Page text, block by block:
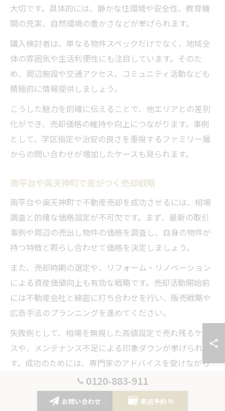
大切です。具体的には、静かな住環境や安全性、教育機
関の充実、自然環境の豊かさなどが挙げられます。
購入検討者は、単なる物件スペックだけでなく、地域全
体の雰囲気や生活利便性にも注目しています。そのた
め、周辺施設や交通アクセス、コミュニティ活動なども
積極的に情報提供しましょう。
こうした魅力を的確に伝えることで、他エリアとの差別
化ができ、売却価格の維持や向上につながります。事例
として、学区指定や治安の良さを重視するファミリー層
からの問い合わせが増加したケースも見られます。
南平台や奥天神町で差がつく売却戦略
南平台や奥天神町で不動産売却を成功させるには、相場
調査と的確な価格設定が不可欠です。まず、最新の取引
事例や周辺の売出し物件の価格を調査し、自身の物件が
持つ特徴と照らし合わせて価格を決定しましょう。
また、売却時期の選定や、リフォーム・リノベーション
による資産価値向上も有効な戦略です。売却活動開始前
には不動産会社と綿密に打ち合わせを行い、販売戦略や
広告手法のプランニングを進めてください。
失敗例として、相場を無視した高値設定で売れ残るケー
スや、メンテナンス不足による印象ダウンが挙げられま
す。成功のためには、専門家のアドバイスを受けながら
柔軟に戦略を見直す姿勢が重要です。
0120-883-911
お問い合わせ 来店予約